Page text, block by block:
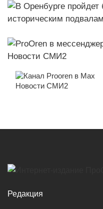
Новости СМИ2
Новости СМИ2
Редакция